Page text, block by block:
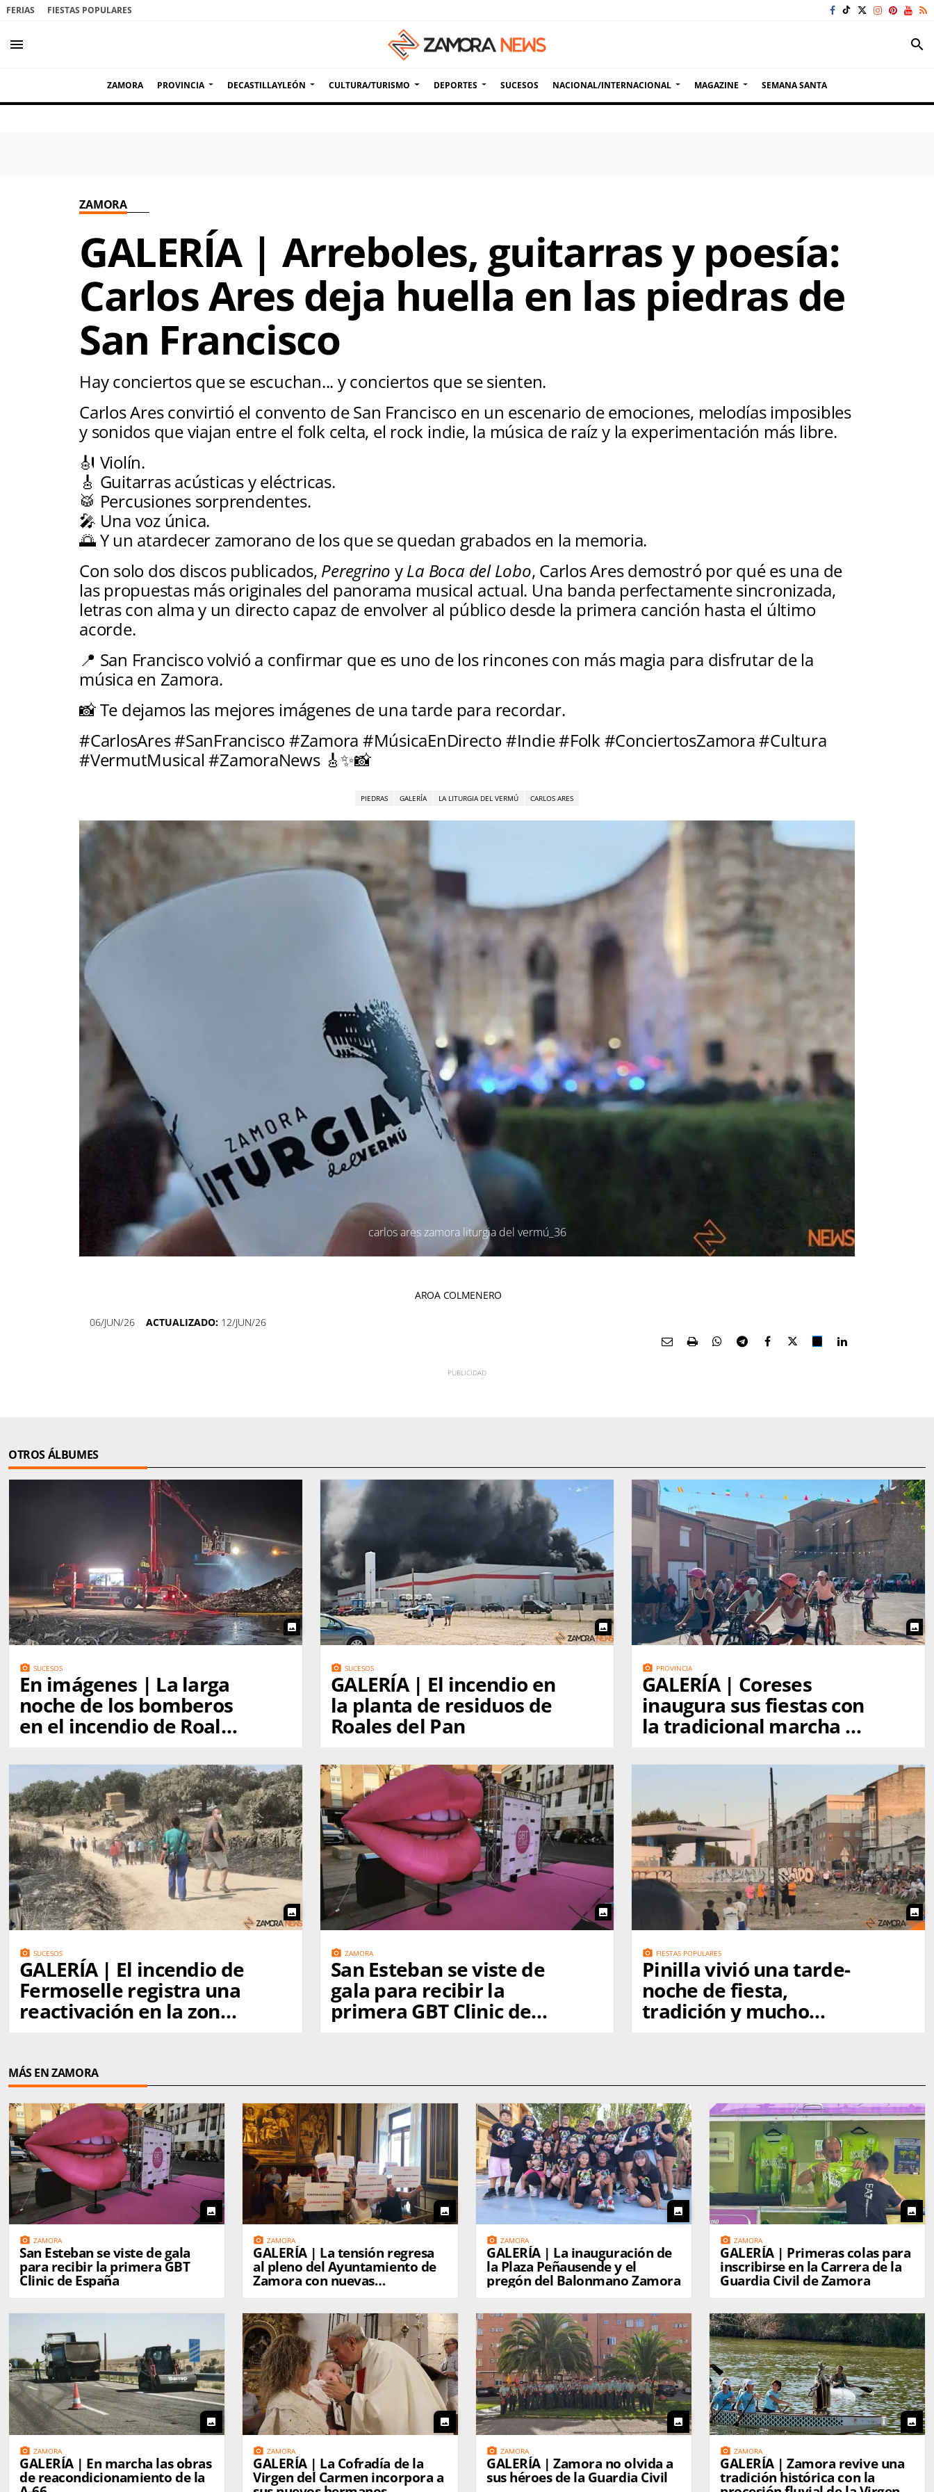
FERIAS FIESTAS POPULARES
menu search
ZAMORA PROVINCIA DECASTILLAYLEÓN CULTURA/TURISMO DEPORTES SUCESOS NACIONAL/INTERNACIONAL MAGAZINE SEMANA SANTA
ZAMORA
GALERÍA | Arreboles, guitarras y poesía:
Carlos Ares deja huella en las piedras de
San Francisco
Hay conciertos que se escuchan... y conciertos que se sienten.
Carlos Ares convirtió el convento de San Francisco en un escenario de emociones, melodías imposibles
y sonidos que viajan entre el folk celta, el rock indie, la música de raíz y la experimentación más libre.
🎻 Violín.
🎸 Guitarras acústicas y eléctricas.
🥁 Percusiones sorprendentes.
🎤 Una voz única.
🌅 Y un atardecer zamorano de los que se quedan grabados en la memoria.
Con solo dos discos publicados, Peregrino yLa Boca del Lobo, Carlos Ares demostró por qué es una de
las propuestas más originales del panorama musical actual. Una banda perfectamente sincronizada,
letras con alma y un directo capaz de envolver al público desde la primera canción hasta el último
acorde.
📍 San Francisco volvió a confirmar que es uno de los rincones con más magia para disfrutar de la
música en Zamora.
📸 Te dejamos las mejores imágenes de una tarde para recordar.
#CarlosAres #SanFrancisco #Zamora #MúsicaEnDirecto #Indie #Folk #ConciertosZamora #Cultura
#VermutMusical #ZamoraNews 🎸✨📸
PIEDRAS GALERÍA LA LITURGIA DEL VERMÚ CARLOS ARES
carlos ares zamora liturgia del vermú_36
AROA COLMENERO
06/JUN/26 ACTUALIZADO: 12/JUN/26
OTROS ÁLBUMES
photo
photo_camera SUCESOS
En imágenes | La larga
noche de los bomberos
en el incendio de Roales
photo
photo_camera SUCESOS
GALERÍA | El incendio en
la planta de residuos de
Roales del Pan
photo
photo_camera PROVINCIA
GALERÍA | Coreses
inaugura sus fiestas con
la tradicional marcha a
photo
photo_camera SUCESOS
GALERÍA | El incendio de
Fermoselle registra una
reactivación en la zona
photo
photo_camera ZAMORA
San Esteban se viste de
gala para recibir la
primera GBT Clinic de
photo
photo_camera FIESTAS POPULARES
Pinilla vivió una tarde-
noche de fiesta,
tradición y mucho
MÁS EN ZAMORA
photo
photo_camera ZAMORA
San Esteban se viste de gala
para recibir la primera GBT
Clinic de España
photo
photo_camera ZAMORA
GALERÍA | La tensión regresa
al pleno del Ayuntamiento de
Zamora con nuevas
reivindicaciones de la Policía
Municipal
photo
photo_camera ZAMORA
GALERÍA | La inauguración de
la Plaza Peñausende y el
pregón del Balonmano Zamora
photo
photo_camera ZAMORA
GALERÍA | Primeras colas para
inscribirse en la Carrera de la
Guardia Civil de Zamora
photo
photo_camera ZAMORA
GALERÍA | En marcha las obras
de reacondicionamiento de la
photo
photo_camera ZAMORA
GALERÍA | La Cofradía de la
Virgen del Carmen incorpora a
photo
photo_camera ZAMORA
GALERÍA | Zamora no olvida a
sus héroes de la Guardia Civil
photo
photo_camera ZAMORA
GALERÍA | Zamora revive una
tradición histórica con la